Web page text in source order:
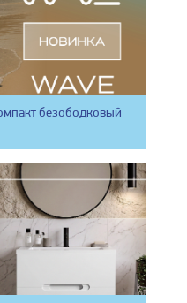
безободковый